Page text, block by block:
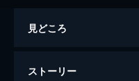
見どころ
ストーリー